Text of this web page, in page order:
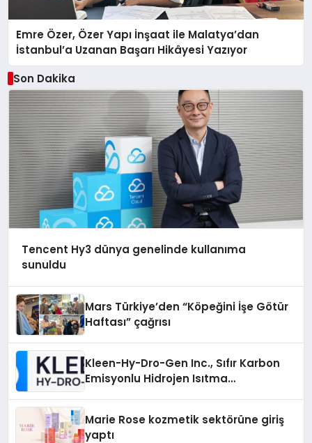
Emre Özer, Özer Yapı İnşaat ile Malatya’dan
İstanbul’a Uzanan Başarı Hikâyesi Yazıyor
Son Dakika
Tencent Hy3 dünya genelinde kullanıma
sunuldu
Mars Türkiye’den “Köpeğini İşe Götür
Haftası” çağrısı
Kleen-Hy-Dro-Gen Inc., Sıfır Karbon
Emisyonlu Hidrojen Isıtma
Marie Rose kozmetik sektörüne giriş
yaptı